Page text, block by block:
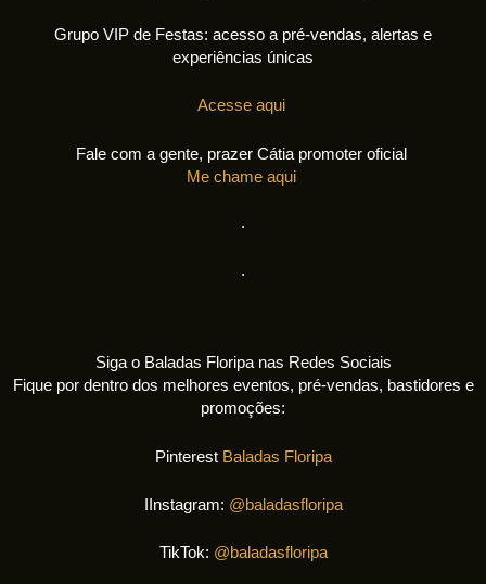
Grupo VIP de Festas: acesso a pré-vendas, alertas e
experiências únicas
Acesse aqui
Fale com a gente, prazer Cátia promoter oficial
Me chame aqui
.
.
Siga o Baladas Floripa nas Redes Sociais
Fique por dentro dos melhores eventos, pré-vendas, bastidores e
promoções:
Pinterest Baladas Floripa
IInstagram: @baladasfloripa
TikTok: @baladasfloripa